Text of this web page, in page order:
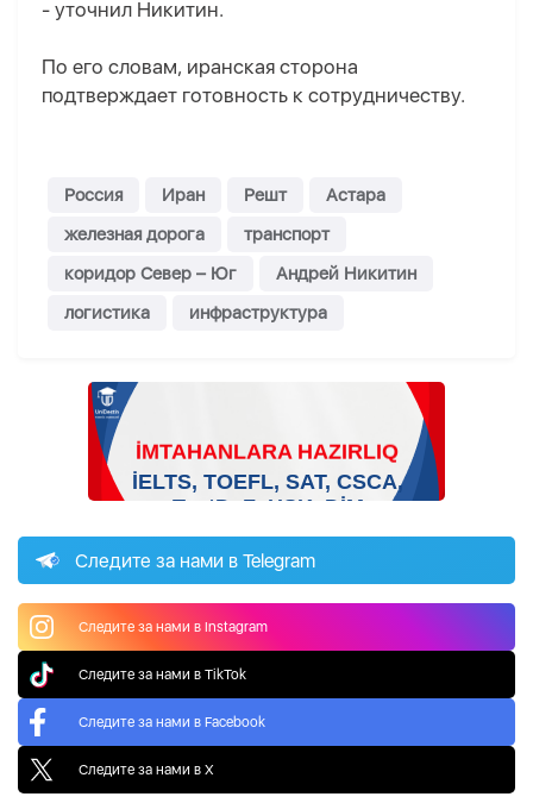
- уточнил Никитин.
По его словам, иранская сторона
подтверждает готовность к сотрудничеству.
Россия Иран Решт
Астара
железная дорога
транспорт
коридор Север – Юг
Андрей Никитин
логистика
инфраструктура
Следите за нами в Telegram
Следите за нами в Instagram
Следите за нами в TikTok
Следите за нами в Facebook
Следите за нами в X